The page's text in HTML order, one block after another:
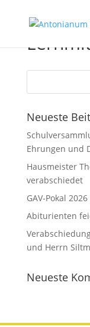
Neueste
Ehrungen und
Hausmeister
verabschiedet
GAV-Pokal 2026
Abiturienten
und Herrn
Neueste